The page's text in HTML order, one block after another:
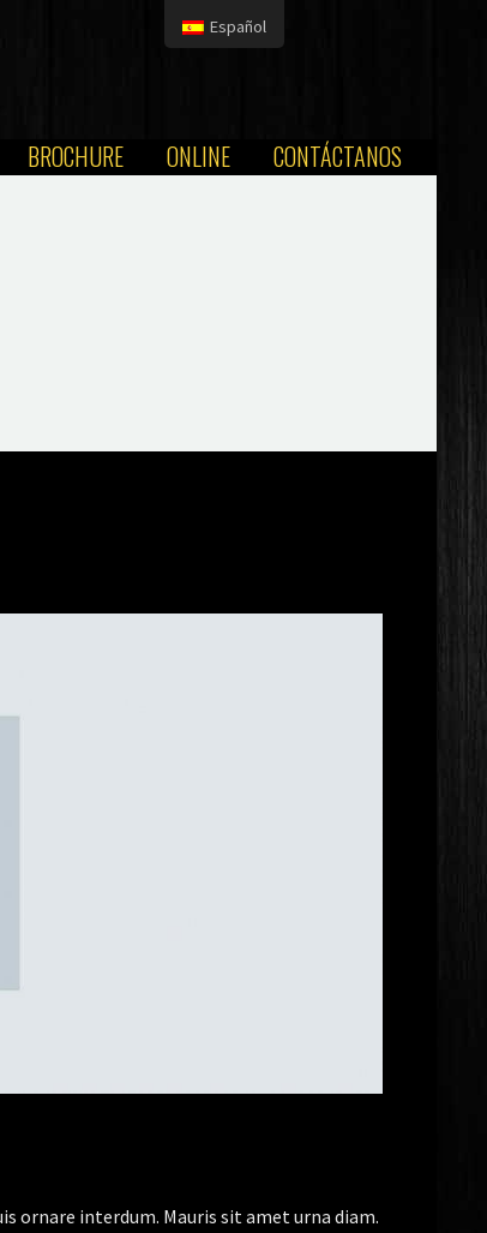
BROCHURE ONLINE CONTÁCTANOS
ornare interdum. Mauris sit amet urna diam.
Español